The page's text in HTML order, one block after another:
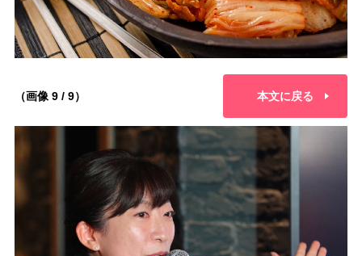
（画像 9 / 9） 本文に戻る